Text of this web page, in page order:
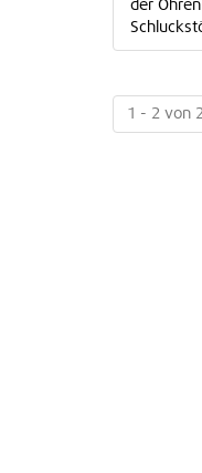
der
1 - 2 von